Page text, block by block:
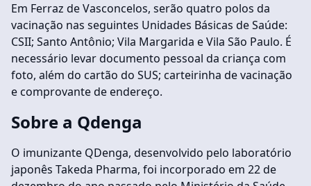
Em Ferraz de Vasconcelos, serão quatro polos da
vacinação nas seguintes Unidades Básicas de Saúde:
CSII; Santo Antônio; Vila Margarida e Vila São Paulo. É
necessário levar documento pessoal da criança com
foto, além do cartão do SUS; carteirinha de vacinação
e comprovante de endereço.
Sobre a Qdenga
O imunizante QDenga, desenvolvido pelo laboratório
japonês Takeda Pharma, foi incorporado em 22 de